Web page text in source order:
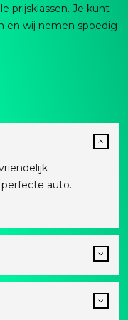
prijsklassen. Je kunt
en wij nemen spoedig
auto.